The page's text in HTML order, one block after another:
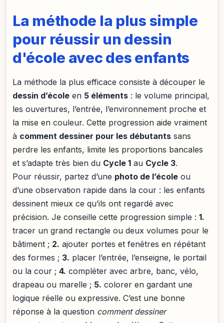
La méthode la plus simple
pour réussir un dessin
d'école avec des enfants
La méthode la plus efficace consiste à découper le
dessin d’école en 5 éléments : le volume principal,
les ouvertures, l’entrée, l’environnement proche et
la mise en couleur. Cette progression aide vraiment
à comment dessiner pour les débutants sans
perdre les enfants, limite les proportions bancales
et s’adapte très bien du Cycle 1 au Cycle 3.
Pour réussir, partez d’une photo de l’école ou
d’une observation rapide dans la cour : les enfants
dessinent mieux ce qu’ils ont regardé avec
précision. Je conseille cette progression simple : 1.
tracer un grand rectangle ou deux volumes pour le
bâtiment ; 2. ajouter portes et fenêtres en répétant
des formes ; 3. placer l’entrée, l’enseigne, le portail
ou la cour ; 4. compléter avec arbre, banc, vélo,
drapeau ou marelle ; 5. colorer en gardant une
logique réelle ou expressive. C’est une bonne
réponse à la question comment dessiner